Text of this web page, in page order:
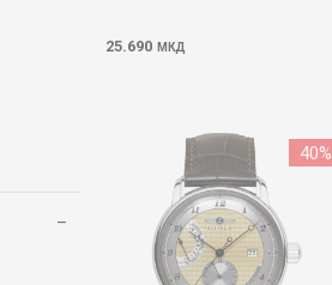
25.690 МКД
40%